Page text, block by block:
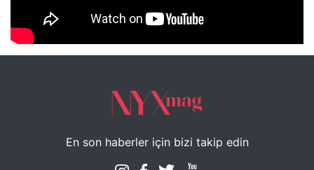
NYXmag 2. Yaş Kutlama Etkinliği
En son haberler için bizi takip edin